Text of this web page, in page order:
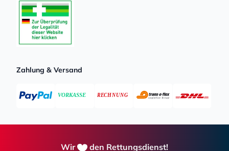
Zahlung & Versand
Wir den Rettungsdienst!